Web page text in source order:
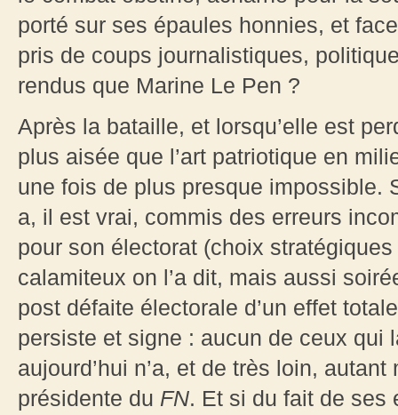
porté sur ses épaules honnies, et
pris de coups journalistiques,
rendus que Marine Le Pen ?
Après la bataille, et lorsqu’elle est
plus aisée que l’art patriotique en
une fois de plus presque impossible.
a, il est vrai, commis des erreurs
pour son électorat (choix
calamiteux on l’a dit, mais aussi
post défaite électorale d’un effet
persiste et signe : aucun de ceux qui
aujourd’hui n’a, et de très loin,
présidente du FN. Et si du fait de ses